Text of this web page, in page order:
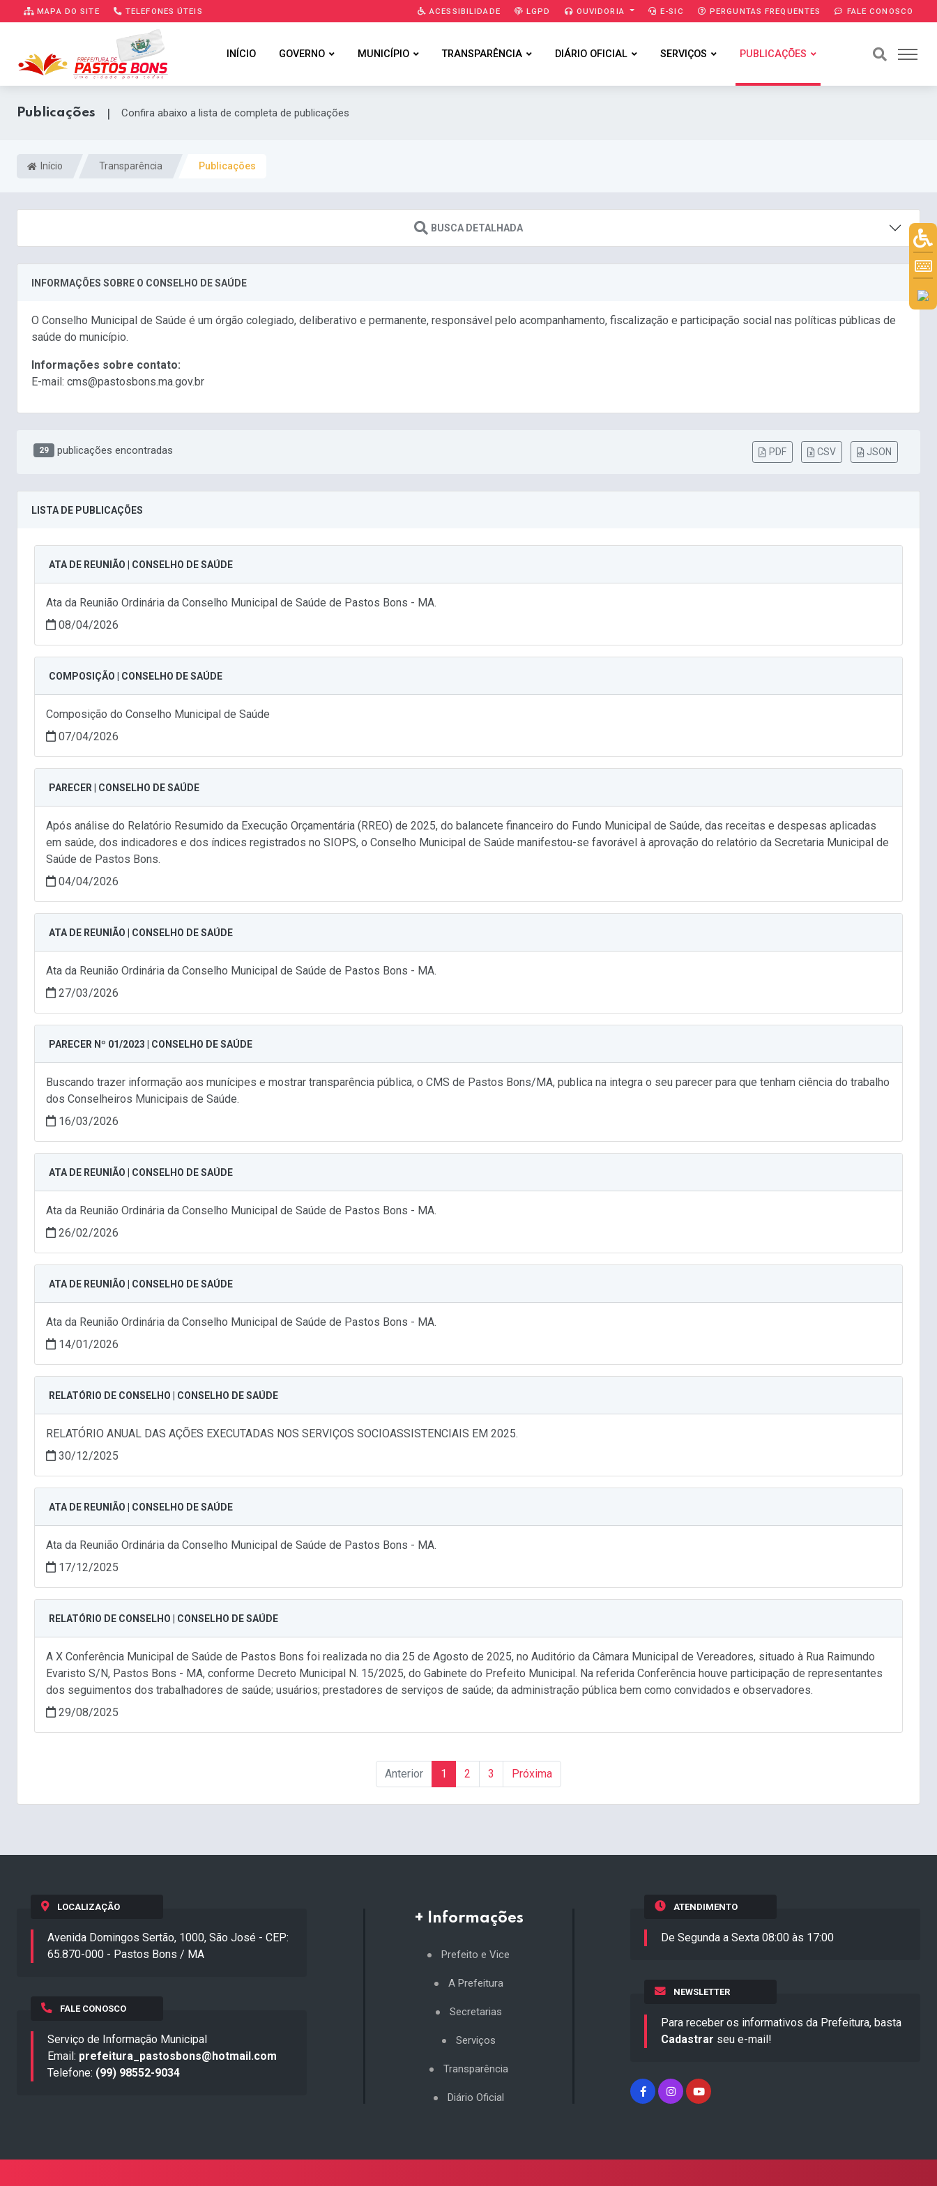
MAPA DO SITE TELEFONES ÚTEIS ACESSIBILIDADE LGPD OUVIDORIA E-SIC PERGUNTAS FREQUENTES FALE CONOSCO
INÍCIO GOVERNO MUNICÍPIO TRANSPARÊNCIA DIÁRIO OFICIAL SERVIÇOS PUBLICAÇÕES
Publicações | Confira abaixo a lista de completa de publicações
Início Transparência Publicações
BUSCA DETALHADA
INFORMAÇÕES SOBRE O CONSELHO DE SAÚDE
O Conselho Municipal de Saúde é um órgão colegiado, deliberativo e permanente, responsável pelo acompanhamento, fiscalização e participação social nas políticas públicas de
saúde do município.
Informações sobre contato:
E-mail: cms@pastosbons.ma.gov.br
29 publicações encontradas PDF CSV JSON
LISTA DE PUBLICAÇÕES
ATA DE REUNIÃO | CONSELHO DE SAÚDE
Ata da Reunião Ordinária da Conselho Municipal de Saúde de Pastos Bons - MA.
08/04/2026
COMPOSIÇÃO | CONSELHO DE SAÚDE
Composição do Conselho Municipal de Saúde
07/04/2026
PARECER | CONSELHO DE SAÚDE
Após análise do Relatório Resumido da Execução Orçamentária (RREO) de 2025, do balancete financeiro do Fundo Municipal de Saúde, das receitas e despesas aplicadas
em saúde, dos indicadores e dos índices registrados no SIOPS, o Conselho Municipal de Saúde manifestou-se favorável à aprovação do relatório da Secretaria Municipal de
Saúde de Pastos Bons.
04/04/2026
ATA DE REUNIÃO | CONSELHO DE SAÚDE
Ata da Reunião Ordinária da Conselho Municipal de Saúde de Pastos Bons - MA.
27/03/2026
PARECER Nº 01/2023 | CONSELHO DE SAÚDE
Buscando trazer informação aos munícipes e mostrar transparência pública, o CMS de Pastos Bons/MA, publica na integra o seu parecer para que tenham ciência do trabalho
dos Conselheiros Municipais de Saúde.
16/03/2026
ATA DE REUNIÃO | CONSELHO DE SAÚDE
Ata da Reunião Ordinária da Conselho Municipal de Saúde de Pastos Bons - MA.
26/02/2026
ATA DE REUNIÃO | CONSELHO DE SAÚDE
Ata da Reunião Ordinária da Conselho Municipal de Saúde de Pastos Bons - MA.
14/01/2026
RELATÓRIO DE CONSELHO | CONSELHO DE SAÚDE
RELATÓRIO ANUAL DAS AÇÕES EXECUTADAS NOS SERVIÇOS SOCIOASSISTENCIAIS EM 2025.
30/12/2025
ATA DE REUNIÃO | CONSELHO DE SAÚDE
Ata da Reunião Ordinária da Conselho Municipal de Saúde de Pastos Bons - MA.
17/12/2025
RELATÓRIO DE CONSELHO | CONSELHO DE SAÚDE
A X Conferência Municipal de Saúde de Pastos Bons foi realizada no dia 25 de Agosto de 2025, no Auditório da Câmara Municipal de Vereadores, situado à Rua Raimundo
Evaristo S/N, Pastos Bons - MA, conforme Decreto Municipal N. 15/2025, do Gabinete do Prefeito Municipal. Na referida Conferência houve participação de representantes
dos seguimentos dos trabalhadores de saúde; usuários; prestadores de serviços de saúde; da administração pública bem como convidados e observadores.
29/08/2025
Anterior 1 2 3 Próxima
LOCALIZAÇÃO
Avenida Domingos Sertão, 1000, São José - CEP:
65.870-000 - Pastos Bons / MA
FALE CONOSCO
Serviço de Informação Municipal
Email: prefeitura_pastosbons@hotmail.com
Telefone: (99) 98552-9034
+ Informações
Prefeito e Vice
A Prefeitura
Secretarias
Serviços
Transparência
Diário Oficial
ATENDIMENTO
De Segunda a Sexta 08:00 às 17:00
NEWSLETTER
Para receber os informativos da Prefeitura, basta
Cadastrar seu e-mail!